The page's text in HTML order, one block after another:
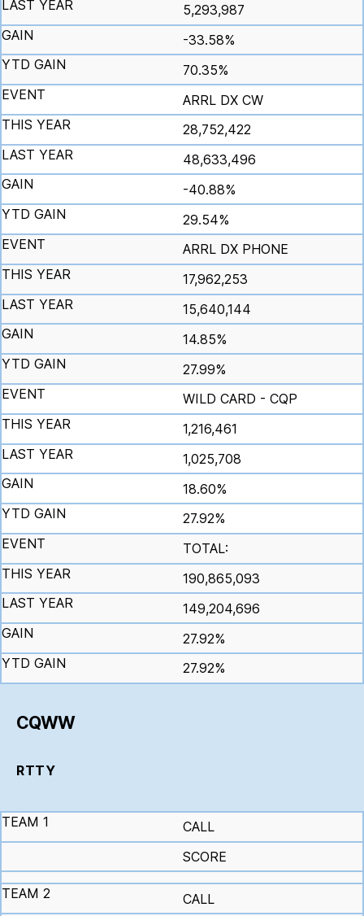
5,293,987
-33.58%
70.35%
ARRL DX CW
28,752,422
48,633,496
-40.88%
29.54%
ARRL DX PHONE
17,962,253
15,640,144
14.85%
27.99%
WILD CARD - CQP
1,216,461
1,025,708
18.60%
27.92%
TOTAL:
190,865,093
149,204,696
27.92%
27.92%
CQWW
RTTY
CALL
SCORE
CALL